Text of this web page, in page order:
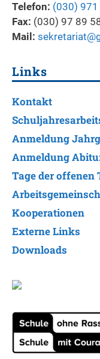
Telefon: (030)
Fax: (030) 97 89
Mail:
Links
Kontakt
Anmeldung
Anmeldung
Tage der offenen
Kooperationen
Externe Links
Downloads